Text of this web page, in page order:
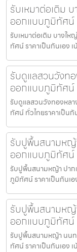
รับเหมาต่อเติม
ออกแบบภูมิทัศ
รับเหมาต่อเติม บางใ
ทัศน์ ราคาเป็นกันเอง
รับดูแลสวนวังท
ออกแบบภูมิทัศน์
รับดูแลสวนวังทองหล
ทัศน์ ทั่วไทยราคาเป็น
รับปูพื้นสนามหญ้
ออกแบบภูมิทัศ
รับปูพื้นสนามหญ้า ปา
ภูมิทัศน์ ราคาเป็นกันเ
รับปูพื้นสนามห
ออกแบบภูมิทัศ
รับปูพื้นสนามหญ้า นน
ทัศน์ ราคาเป็นกันเอง